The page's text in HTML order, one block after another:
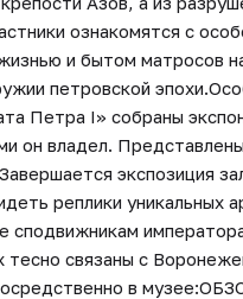
ознакомятся с
и бытом матросов
петровской
Петра I» собраны
он владел.
экспозиция
реплики уникальных
сподвижникам
тесно связаны с
в